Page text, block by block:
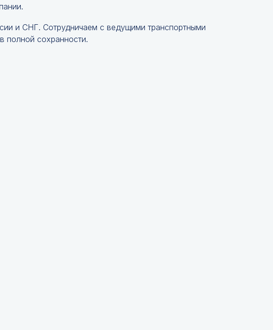
и СНГ. Сотрудничаем с ведущими транспортными
полной сохранности.